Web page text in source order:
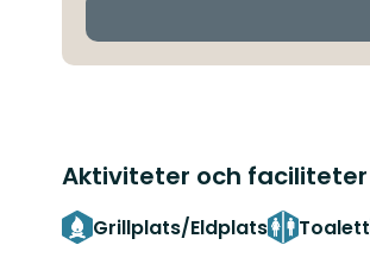
Aktiviteter och faciliteter
Grillplats/Eldplats Toalett